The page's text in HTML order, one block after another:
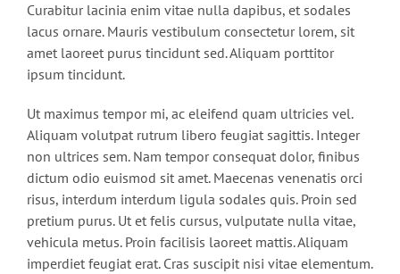
Curabitur lacinia enim vitae nulla dapibus, et sodales
lacus ornare. Mauris vestibulum consectetur lorem, sit
amet laoreet purus tincidunt sed. Aliquam porttitor
ipsum tincidunt.
Ut maximus tempor mi, ac eleifend quam ultricies vel.
Aliquam volutpat rutrum libero feugiat sagittis. Integer
non ultrices sem. Nam tempor consequat dolor, finibus
dictum odio euismod sit amet. Maecenas venenatis orci
risus, interdum interdum ligula sodales quis. Proin sed
pretium purus. Ut et felis cursus, vulputate nulla vitae,
vehicula metus. Proin facilisis laoreet mattis. Aliquam
imperdiet feugiat erat. Cras suscipit nisi vitae elementum.